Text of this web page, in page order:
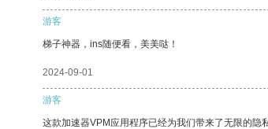
游客
梯子神器，ins随便看，美美哒！
2024-09-01
游客
这款加速器VPM应用程序已经为我们带来了无限的隐